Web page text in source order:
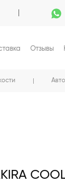
Отзывы